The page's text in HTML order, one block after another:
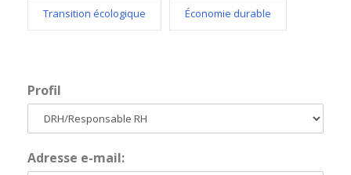
Transition écologique Économie durable
Profil
Adresse e-mail: